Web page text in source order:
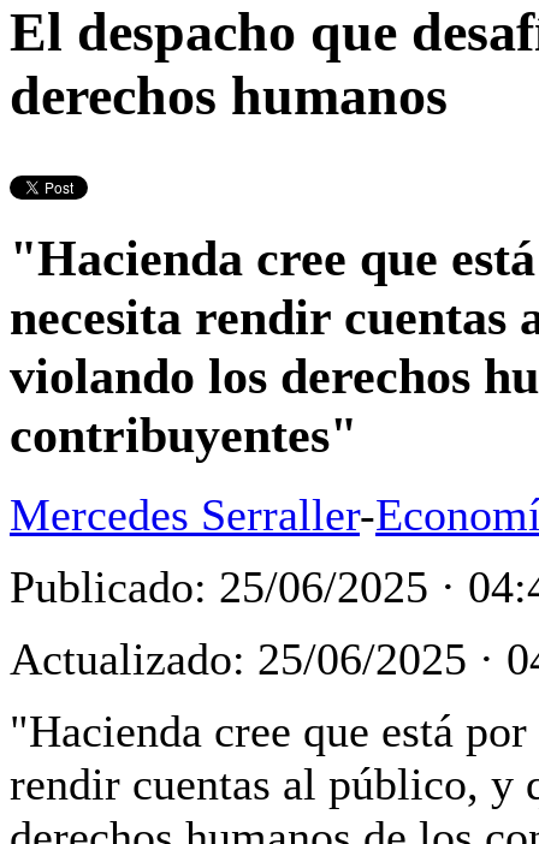
El despacho que
derechos humanos
"Hacienda cree que
necesita rendir cuentas
violando los derechos
contribuyentes"
Mercedes Serraller-
Publicado: 25/06/2025 ·
Actualizado: 25/06/2025 ·
"Hacienda cree que está
rendir cuentas al público, y